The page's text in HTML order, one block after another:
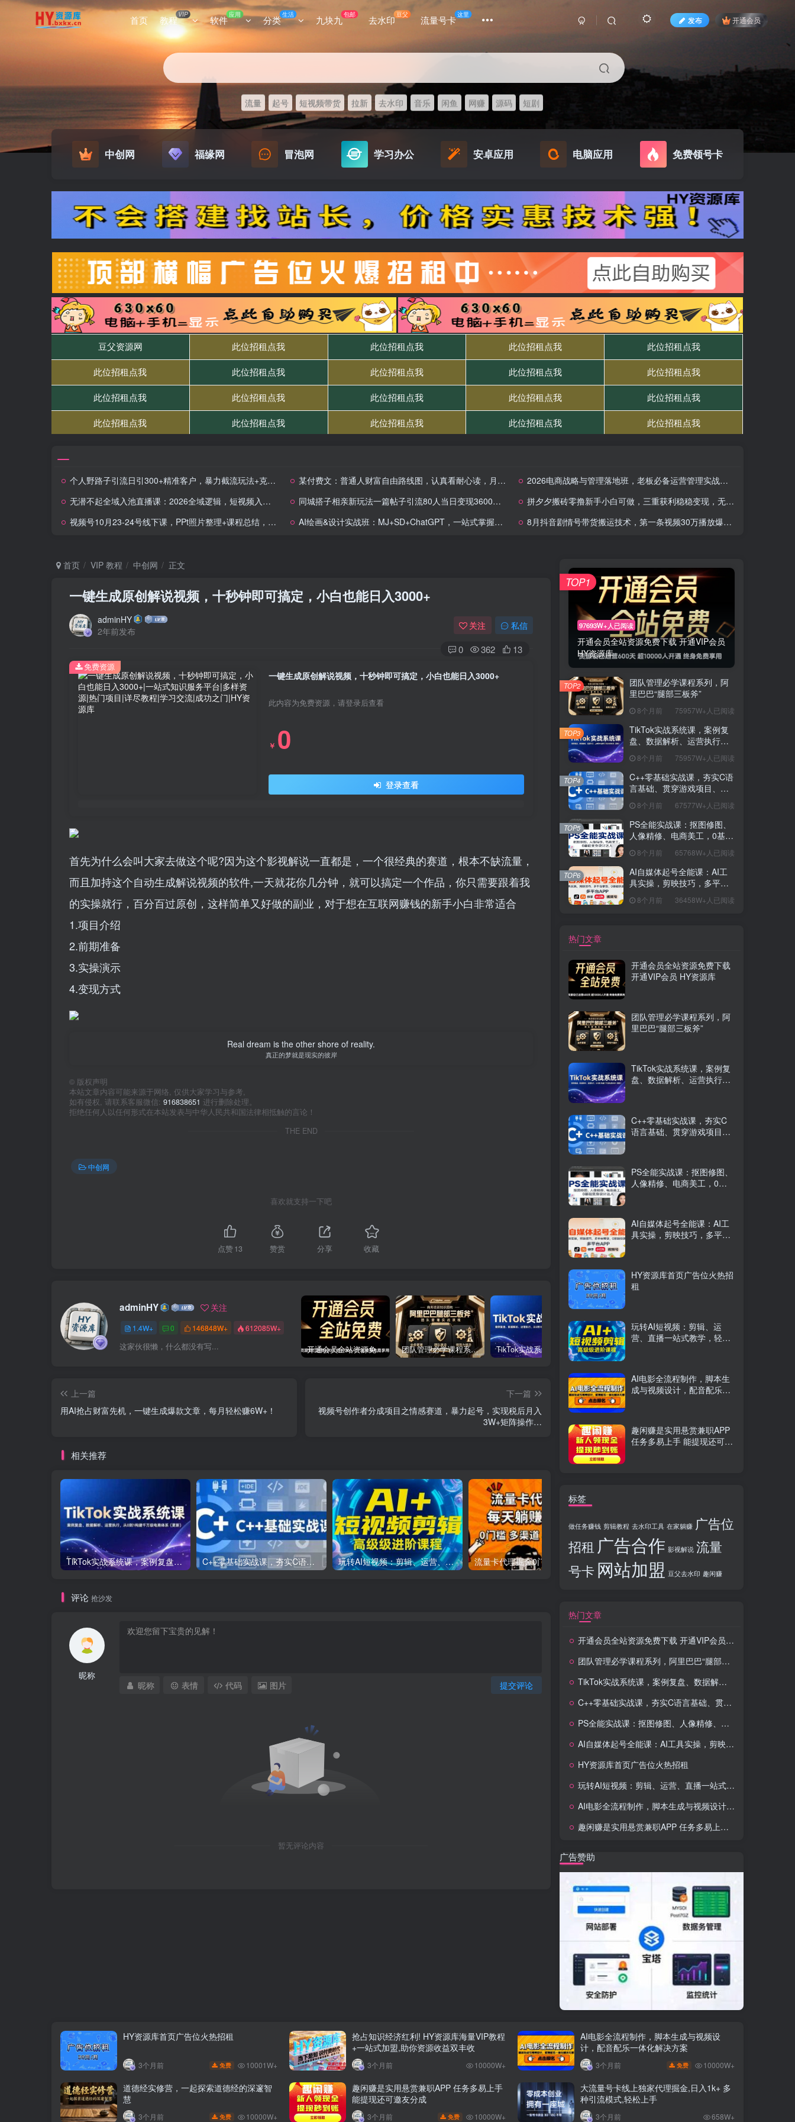
首页 教程VIP 软件 应用 分类生活 九块九包邮 去水印豆父 流量号卡这里
发布 开通会员
流量 起号 短视频带货 拉新 去水印 音乐 闲鱼 网赚 源码 短剧
中创网 福缘网 冒泡网 学习办公 安卓应用 电脑应用 免费领号卡
个人野路子引流日引300+精准客户，暴力截流玩法+克隆自热 某付费文：普通人财富自由路线图，认真看耐心读，月收入从1w提升至10w+
2026电商战略与管理落地班，老板必备运营管理实战资料
无潜不起全域入池直播课：2026全域逻辑，短视频入池，标签强化一步到位
同城搭子相亲新玩法一篇帖子引流80人当日变现3600元(项目教程+实操教程)
拼夕夕搬砖零撸新手小白可做，三重获利稳稳变现，无脑操作日入几十几百元
视频号10月23-24号线下课，PPt照片整理+课程总结，包含选品投流短视频等核心内容
AI绘画&设计实战班：MJ+SD+ChatGPT，一站式掌握未来设计技能 8月抖音剧情号带货搬运技术，第一条视频30万播放爆单佣金700+
首页 VIP 教程 中创网 正文
一键生成原创解说视频，十秒钟即可搞定，小白也能日入3000+
adminHY
2年前发布
关注 私信
0 362 13
一键生成原创解说视频，十秒钟即可搞定，小白也能日入3000+
此内容为免费资源，请登录后查看
￥ 0
登录查看
免费资源
首先为什么会叫大家去做这个呢?因为这个影视解说一直都是，一个很经典的赛道，根本不缺流量，
而且加持这个自动生成解说视频的软件,一天就花你几分钟，就可以搞定一个作品，你只需要跟着我
的实操就行，百分百过原创，这样简单又好做的副业，对于想在互联网赚钱的新手小白非常适合
1.项目介绍
2.前期准备
3.实操演示
4.变现方式
Real dream is the other shore of reality.
真正的梦就是现实的彼岸
© 版权声明
本站文章内容可能来源于网络, 仅供大家学习与参考,
如有侵权, 请联系客服微信: 916838651 进行删除处理。
拒绝任何人以任何形式在本站发表与中华人民共和国法律相抵触的言论！
THE END
中创网
喜欢就支持一下吧
点赞13 赞赏 分享 收藏
adminHY 关注
1.4W+ 0 146848W+ 612085W+
这家伙很懒，什么都没有写... 开通会员全站资源免费下载 开通VIP会员 HY资源库 团队管理必学课程系列，阿里巴巴“腿部三板斧” TikTok实战系统课，案例复盘、数据解析、运营执行，从0到1构建千万级电商体系（更新）
上一篇
用AI抢占财富先机，一键生成爆款文章，每月轻松赚6W+！
下一篇
视频号创作者分成项目之情感赛道，暴力起号，实现税后月入
3W+矩阵操作…
相关推荐
TikTok实战系统课，案例复盘、数据解析、运营执行，从0到1构建千万级电商体系（更新） C++零基础实战课，夯实C语言基础、贯穿游戏项目、掌握开发思维，学成可挑战月薪15K+岗位 玩转AI短视频：剪辑、运营、直播一站式教学，轻松打造流量神话
评论 抢沙发
昵称
提交评论
昵称 表情 代码 图片
暂无评论内容
97693W+人已阅读
开通会员全站资源免费下载 开通VIP会员
HY资源库
TOP1
团队管理必学课程系列，阿
里巴巴“腿部三板斧”
8个月前 75957W+人已阅读
TOP2
TikTok实战系统课，案例复
盘、数据解析、运营执行，
（更新）
8个月前 75957W+人已阅读
TOP3
C++零基础实战课，夯实C语
言基础、贯穿游戏项目、掌
薪15K+岗位
8个月前 67577W+人已阅读
TOP4
PS全能实战课：抠图修图、
人像精修、电商美工，0基础
8个月前 65768W+人已阅读
TOP5
AI自媒体起号全能课：AI工
具实操，剪映技巧，多平台
8个月前 36458W+人已阅读
TOP6
热门文章
开通会员全站资源免费下载
开通VIP会员 HY资源库
团队管理必学课程系列，阿
里巴巴“腿部三板斧”
TikTok实战系统课，案例复
盘、数据解析、运营执行，
C++零基础实战课，夯实C
语言基础、贯穿游戏项目、
PS全能实战课：抠图修图、
人像精修、电商美工，0基
AI自媒体起号全能课：AI工
具实操，剪映技巧，多平台
HY资源库首页广告位火热招
租
玩转AI短视频：剪辑、运
营、直播一站式教学，轻松
AI电影全流程制作，脚本生
成与视频设计，配音配乐一
趣闲赚是实用悬赏兼职APP
任务多易上手 能提现还可邀
标签
做任务赚钱 剪辑教程 去水印工具 在家躺赚 广告位
招租 广告合作 影视解说 流量
号卡 网站加盟 豆父去水印 趣闲赚
热门文章
开通会员全站资源免费下载 开通VIP会员 HY资源库
团队管理必学课程系列，阿里巴巴“腿部三板斧”
TikTok实战系统课，案例复盘、数据解析、运营执行，从0到1构建千万级电商体系（更新）
C++零基础实战课，夯实C语言基础、贯穿游戏项目、掌握开发思维，学成可挑战月薪15K+岗位
PS全能实战课：抠图修图、人像精修、电商美工，0基础变身设计达人
AI自媒体起号全能课：AI工具实操，剪映技巧，多平台带货，0基础快速变现
HY资源库首页广告位火热招租
玩转AI短视频：剪辑、运营、直播一站式教学，轻松打造流量神话
AI电影全流程制作，脚本生成与视频设计，配音配乐一体化解决方案
趣闲赚是实用悬赏兼职APP 任务多易上手 能提现还可邀友分成
广告赞助
HY资源库首页广告位火热招租
3个月前 免费 10001W+
抢占知识经济红利! HY资源库海量VIP教程
+一站式加盟,助你资源收益双丰收
3个月前 10000W+
AI电影全流程制作，脚本生成与视频设
计，配音配乐一体化解决方案
3个月前 免费 10000W+
道德经实修营，一起探索道德经的深邃智
慧
3个月前 免费 10000W+
趣闲赚是实用悬赏兼职APP 任务多易上手
能提现还可邀友分成
3个月前 免费 10000W+
大流量号卡线上独家代理掘金,日入1k+ 多
种引流模式,轻松上手
3个月前 658W+